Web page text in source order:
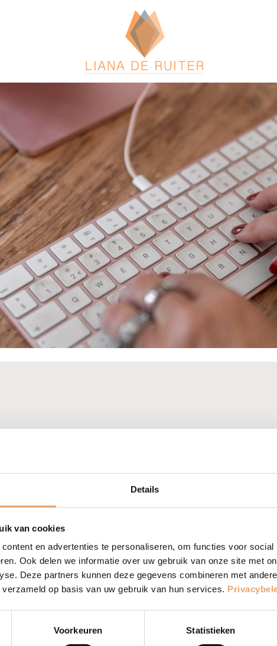
Details
van cookies
en advertenties te personaliseren, om functies voor
Ook delen we informatie over uw gebruik van onze site met
Deze partners kunnen deze gegevens combineren met
op basis van uw gebruik van hun services.
Voorkeuren Statistieken
elke week een kolom van een notaris.
is onbetaalbaar’
besloten te gaan scheiden. De koek was op
koos het stel voor scheidingsbemiddeling via